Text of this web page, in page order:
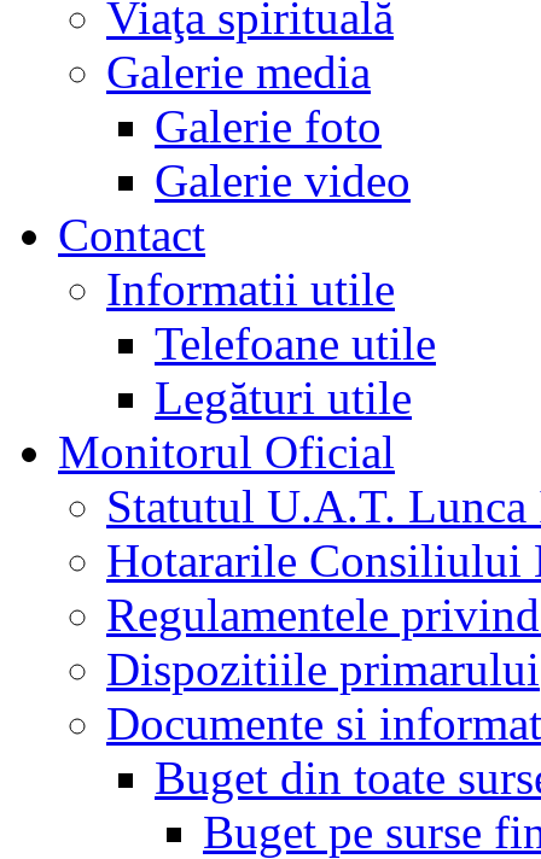
Viaţa spirituală
Galerie media
Galerie foto
Galerie video
Contact
Informatii utile
Telefoane utile
Legături utile
Monitorul Oficial
Statutul U.A.T.
Hotararile Consiliului
Regulamentele
Dispozitiile primarului
Documente si
Buget din toate
Buget pe surse